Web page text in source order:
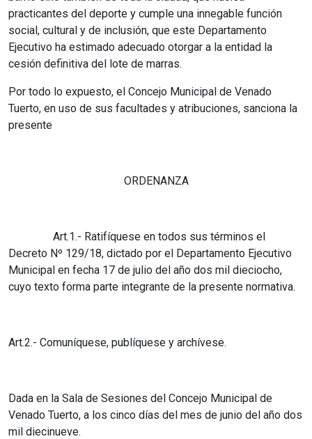
practicantes del deporte y cumple una innegable función
social, cultural y de inclusión, que este Departamento
Ejecutivo ha estimado adecuado otorgar a la entidad la
cesión definitiva del lote de marras.
Por todo lo expuesto, el Concejo Municipal de Venado
Tuerto, en uso de sus facultades y atribuciones, sanciona la
presente
ORDENANZA
Art.1.- Ratifíquese en todos sus términos el
Decreto Nº 129/18, dictado por el Departamento Ejecutivo
Municipal en fecha 17 de julio del año dos mil dieciocho,
cuyo texto forma parte integrante de la presente normativa.
Art.2.- Comuníquese, publíquese y archívese.
Dada en la Sala de Sesiones del Concejo Municipal de
Venado Tuerto, a los cinco días del mes de junio del año dos
mil diecinueve.